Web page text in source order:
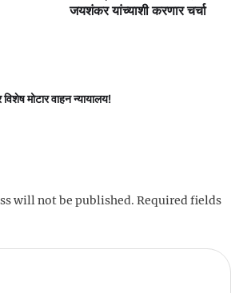
जयशंकर यांच्याशी करणार चर्चा
मोटार वाहन न्यायालय!
will not be published. Required fields